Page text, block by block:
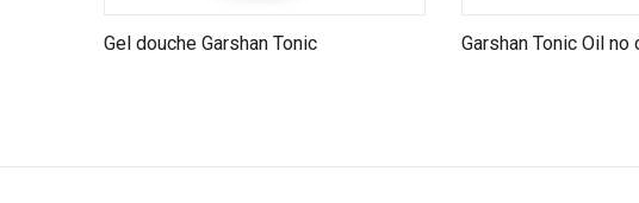
Gel douche Garshan Tonic Garshan Tonic Oil no